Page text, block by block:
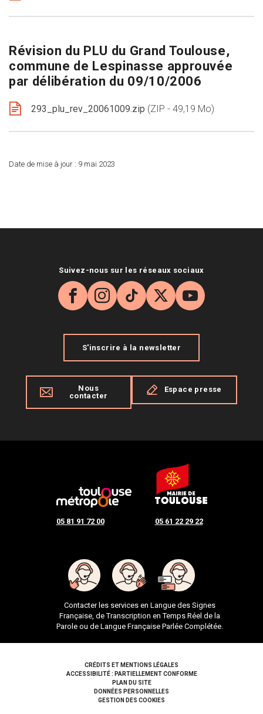
Révision du PLU du Grand Toulouse,
commune de Lespinasse approuvée
par délibération du 09/10/2006
293_plu_rev_20061009.zip ZIP - 49,19 Mo
Date de mise à jour : 9 mai 2023
05 81 91 72 00 05 61 22 29 22
Contacter les services en Langue des Signes
Française, de Transcription en Temps Réel de la
Parole ou de Langue Française Parlée Complétée.
Suivez-nous sur les réseaux sociaux
Facebook
Instagram
TikTok
X YouTube
S'inscrire à la newsletter
Nous
contacter
Espace presse
Pied de pageCRÉDITS ET MENTIONS LÉGALES
ACCESSIBILITÉ : PARTIELLEMENT CONFORME
PLAN DU SITE
DONNÉES PERSONNELLES
GESTION DES COOKIES